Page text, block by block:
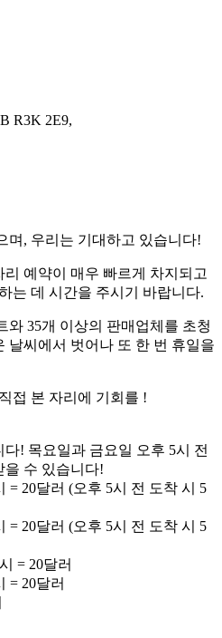
R3K 2E9,
며, 우리는 기대하고 있습니다!
예약이 매우 빠르게 차지되고
는 데 시간을 주시기 바랍니다.
와 35개 이상의 판매업체를 초청
씨에서 벗어나 또 한 번 휴일을
접 본 자리에 기회를 !
! 목요일과 금요일 오후 5시 전
을 수 있습니다!
= 20달러 (오후 5시 전 도착 시 5
= 20달러 (오후 5시 전 도착 시 5
= 20달러
= 20달러